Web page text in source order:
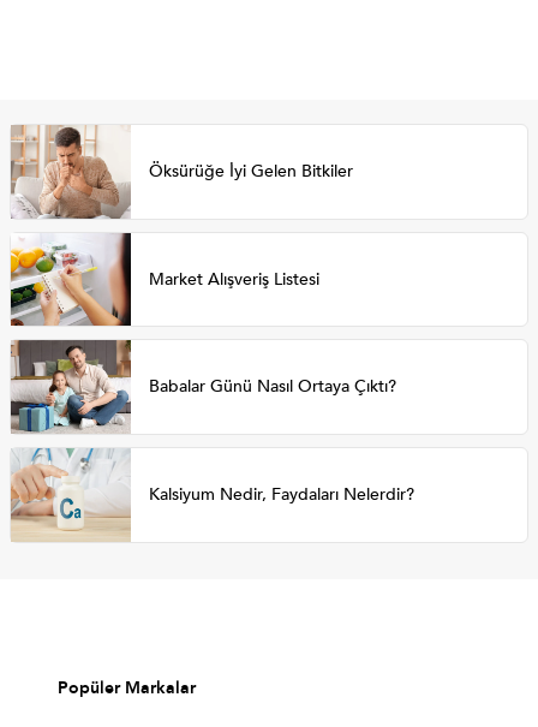
Öksürüğe İyi Gelen Bitkiler
Market Alışveriş Listesi
Babalar Günü Nasıl Ortaya Çıktı?
Kalsiyum Nedir, Faydaları Nelerdir?
Popüler Markalar